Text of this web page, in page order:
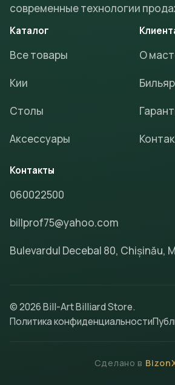
современные технологии
Каталог
Все товары
Кии
Столы
Аксессуары
О
Контакты
060022500
billprof75@yahoo.com
Bulevardul Decebal 80, Chișinău,
© 2026 Bill-Art Billiard Store.
Политика конфиденциальности
Сделано в